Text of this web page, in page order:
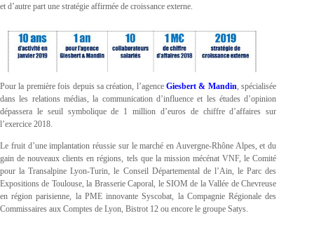
et d’autre part une stratégie affirmée de croissance externe.
Pour la première fois depuis sa création, l’agenceGiesbert & Mandin , spécialisée
dans les relations médias, la communication d’influence et les études d’opinion
dépassera le seuil symbolique de 1 million d’euros de chiffre d’affaires sur
l’exercice 2018.
Le fruit d’une implantation réussie sur le marché en Auvergne-Rhône Alpes, et du
gain de nouveaux clients en régions, tels que la mission mécénat VNF, le Comité
pour la Transalpine Lyon-Turin, le Conseil Départemental de l’Ain, le Parc des
Expositions de Toulouse, la Brasserie Caporal, le SIOM de la Vallée de Chevreuse
en région parisienne, la PME innovanteSyscobat, la Compagnie Régionale des
Commissaires aux Comptes de Lyon, Bistrot 12 ou encore le groupe Satys.